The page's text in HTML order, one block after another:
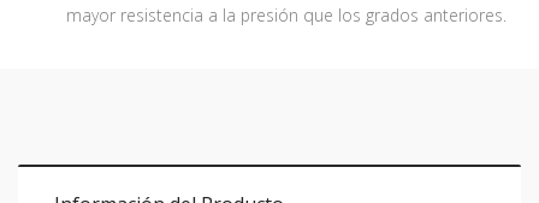
mayor resistencia a la presión que los grados anteriores.